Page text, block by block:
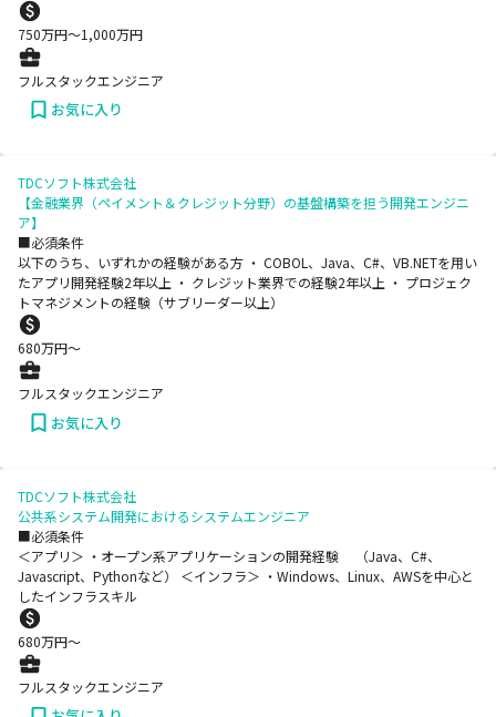
750万円〜1,000万円
フルスタックエンジニア
お気に入り
TDCソフト株式会社
【金融業界（ペイメント＆クレジット分野）の基盤構築を担う開発エンジニ
ア】
■必須条件
以下のうち、いずれかの経験がある方 ・ COBOL、Java、C#、VB.NETを用い
たアプリ開発経験2年以上 ・ クレジット業界での経験2年以上 ・ プロジェク
トマネジメントの経験（サブリーダー以上）
680万円〜
フルスタックエンジニア
お気に入り
TDCソフト株式会社
公共系システム開発におけるシステムエンジニア
■必須条件
＜アプリ＞ ・オープン系アプリケーションの開発経験 （Java、C#、
Javascript、Pythonなど） ＜インフラ＞ ・Windows、Linux、AWSを中心と
したインフラスキル
680万円〜
フルスタックエンジニア